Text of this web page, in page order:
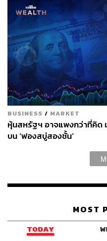
ปวินท์ ป
Junior
บรรณาธิ
WEALTH
BUSINESS / MARKET
หุ้นสหรัฐฯ อาจแพงกว่าที่คิด
บน ‘ฟองสบู่สองชั้น’
MOST
TODAY